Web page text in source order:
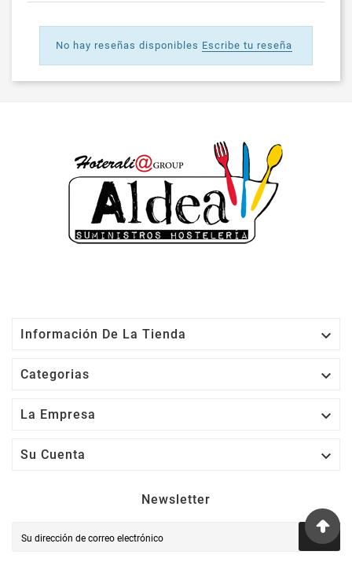
No hay reseñas disponibles Escribe tu reseña
Información De La Tienda 
Categorias 
La Empresa 
Su Cuenta 
Newsletter
OK